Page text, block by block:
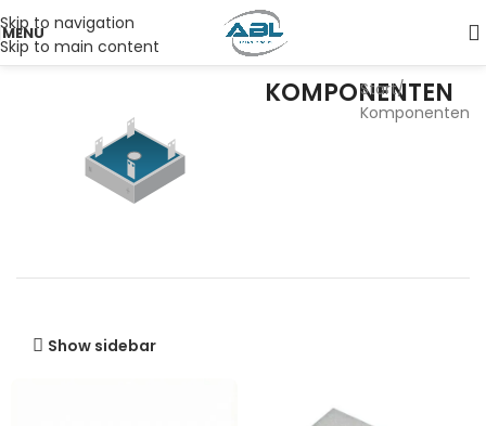
Skip to navigation
Skip to main content
MENU
KOMPONENTEN
Start
Komponenten
Show sidebar